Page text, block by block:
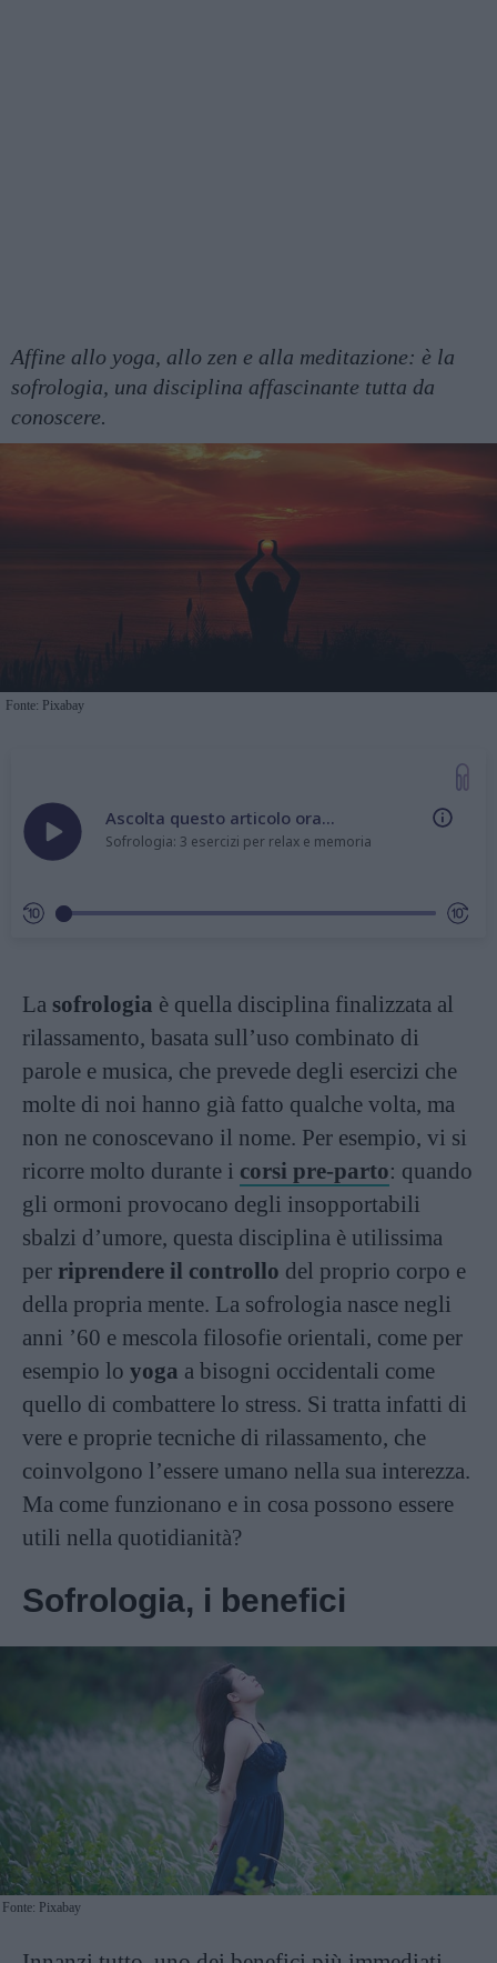
Affine allo yoga, allo zen e alla meditazione: è la
sofrologia, una disciplina affascinante tutta da
conoscere.
Fonte: Pixabay
Ascolta questo articolo ora...
Sofrologia: 3 esercizi per relax e memoria
La sofrologia è quella disciplina finalizzata al
rilassamento, basata sull’uso combinato di
parole e musica, che prevede degli esercizi che
molte di noi hanno già fatto qualche volta, ma
non ne conoscevano il nome. Per esempio, vi si
ricorre molto durante i corsi pre-parto: quando
gli ormoni provocano degli insopportabili
sbalzi d’umore, questa disciplina è utilissima
per riprendere il controllo del proprio corpo e
della propria mente. La sofrologia nasce negli
anni ’60 e mescola filosofie orientali, come per
esempio lo yoga a bisogni occidentali come
quello di combattere lo stress. Si tratta infatti di
vere e proprie tecniche di rilassamento, che
coinvolgono l’essere umano nella sua interezza.
Ma come funzionano e in cosa possono essere
utili nella quotidianità?
Sofrologia, i benefici
Fonte: Pixabay